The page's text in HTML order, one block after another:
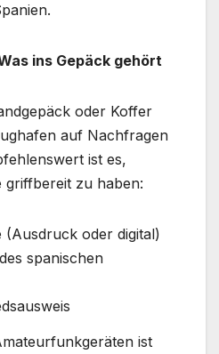
ins Gepäck gehört
oder Koffer
auf Nachfragen
ist es,
griffbereit zu haben:
(Ausdruck oder digital)
spanischen
ist